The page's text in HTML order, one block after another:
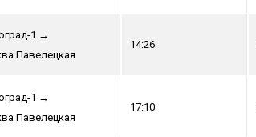
1 →
Павелецкая
14:26
1 →
Павелецкая
17:10